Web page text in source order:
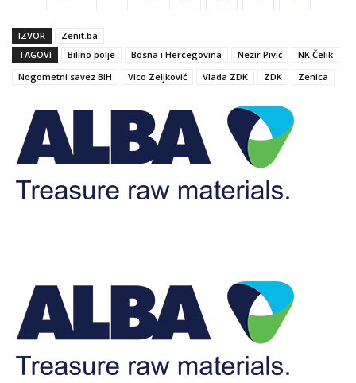
IZVOR
Zenit.ba
TAGOVI
Bilino polje Bosna i Hercegovina Nezir Pivić
NK Čelik
Nogometni savez BiH
Vico Zeljković Vlada ZDK ZDK Zenica